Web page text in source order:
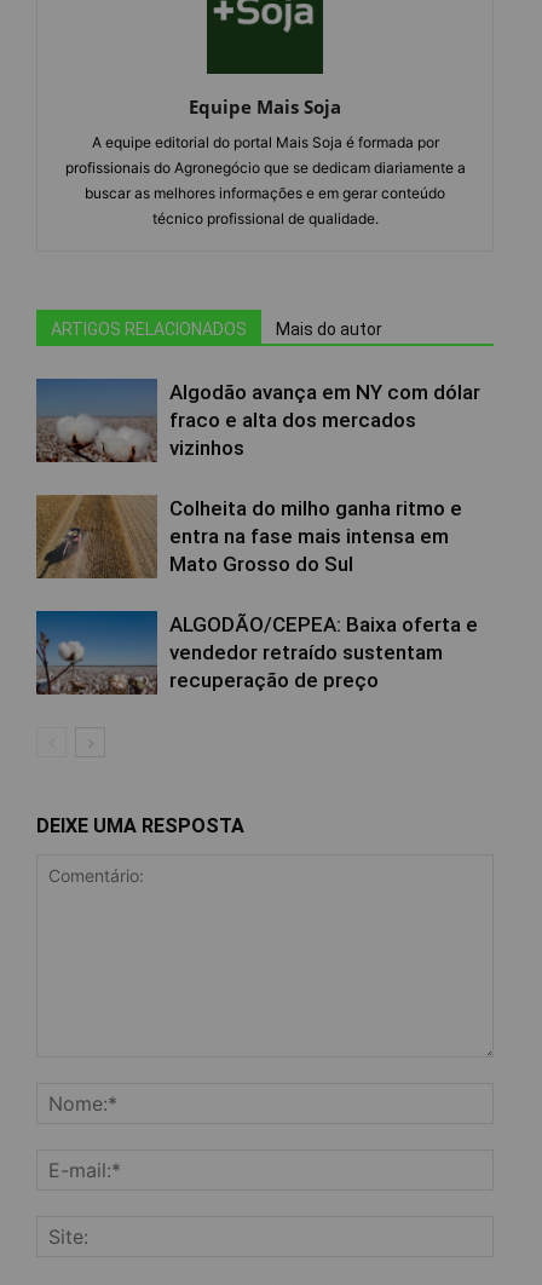
Equipe Mais Soja
A equipe editorial do portal Mais Soja é formada por
profissionais do Agronegócio que se dedicam diariamente a
buscar as melhores informações e em gerar conteúdo
técnico profissional de qualidade.
ARTIGOS RELACIONADOS Mais do autor
Algodão avança em NY com dólar
fraco e alta dos mercados
vizinhos
Colheita do milho ganha ritmo e
entra na fase mais intensa em
Mato Grosso do Sul
ALGODÃO/CEPEA: Baixa oferta e
vendedor retraído sustentam
recuperação de preço
DEIXE UMA RESPOSTA